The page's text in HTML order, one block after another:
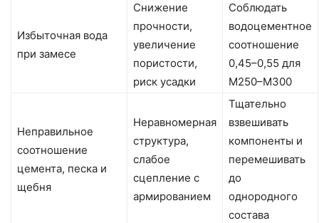
Избыточная вода
при замесе
Снижение
прочности,
увеличение
пористости,
риск усадки
Соблюдать
водоцементное
соотношение
0,45–0,55 для
М250–М300
Неправильное
соотношение
цемента, песка и
щебня
Неравномерная
структура,
слабое
сцепление с
армированием
Тщательно
взвешивать
компоненты и
перемешивать
до
однородного
состава